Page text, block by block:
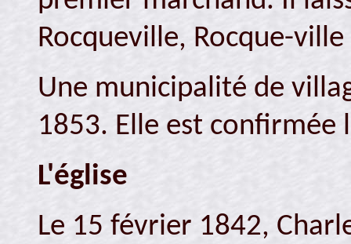
Rocqueville, Rocque-
Une municipalité de
1853. Elle est
L'église
Le 15 février 1842,